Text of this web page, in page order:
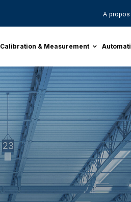
A propos
Calibration & Measurement